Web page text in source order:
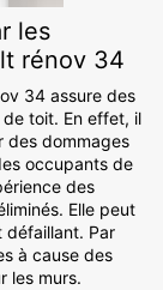
les
rénov 34
34 assure des
toit. En effet, il
des dommages
occupants de
des
Elle peut
défaillant. Par
à cause des
les murs.